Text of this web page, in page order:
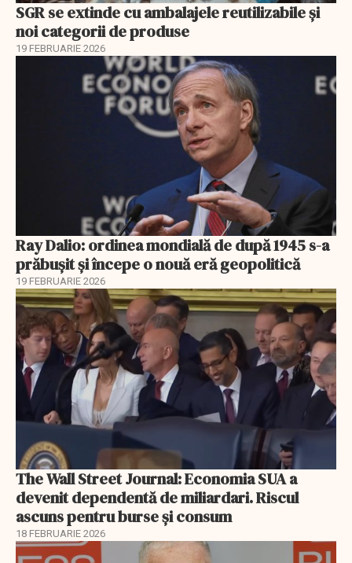
SGR se extinde cu ambalajele reutilizabile și
noi categorii de produse
19 FEBRUARIE 2026
Ray Dalio: ordinea mondială de după 1945 s-a
prăbușit și începe o nouă eră geopolitică
19 FEBRUARIE 2026
The Wall Street Journal: Economia SUA a
devenit dependentă de miliardari. Riscul
ascuns pentru burse și consum
18 FEBRUARIE 2026
EXCLUSIV